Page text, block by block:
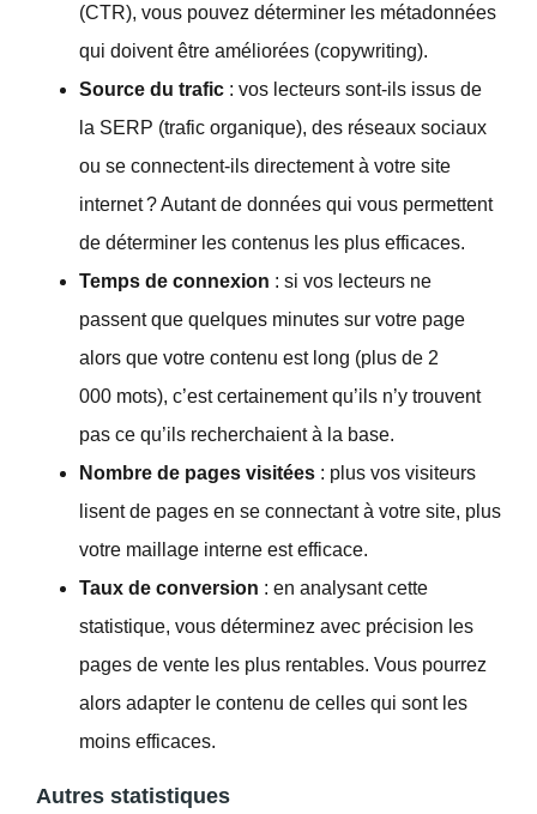
(CTR), vous pouvez déterminer les métadonnées
qui doivent être améliorées (copywriting).
Source du trafic : vos lecteurs sont-ils issus de
la SERP (trafic organique), des réseaux sociaux
ou se connectent-ils directement à votre site
internet ? Autant de données qui vous permettent
de déterminer les contenus les plus efficaces.
Temps de connexion : si vos lecteurs ne
passent que quelques minutes sur votre page
alors que votre contenu est long (plus de 2
000 mots), c’est certainement qu’ils n’y trouvent
pas ce qu’ils recherchaient à la base.
Nombre de pages visitées : plus vos visiteurs
lisent de pages en se connectant à votre site, plus
votre maillage interne est efficace.
Taux de conversion : en analysant cette
statistique, vous déterminez avec précision les
pages de vente les plus rentables. Vous pourrez
alors adapter le contenu de celles qui sont les
moins efficaces.
Autres statistiques